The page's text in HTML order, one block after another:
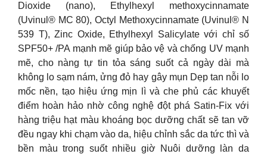
Dioxide (nano), Ethylhexyl methoxycinnamate
(Uvinul® MC 80), Octyl Methoxycinnamate (Uvinul® N
539 T), Zinc Oxide, Ethylhexyl Salicylate với chỉ số
SPF50+ /PA mạnh mẽ giúp bảo vệ và chống UV mạnh
mẽ, cho nàng tự tin tỏa sáng suốt cả ngày dài mà
không lo sạm nám, ửng đỏ hay gây mụn Dẹp tan nỗi lo
mốc nền, tạo hiệu ứng mịn lì và che phủ các khuyết
điểm hoàn hảo nhờ công nghệ đột phá Satin-Fix với
hàng triệu hạt màu khoáng bọc dưỡng chất sẽ tan vỡ
đều ngay khi chạm vào da, hiệu chỉnh sắc da tức thì và
bền màu trong suốt nhiều giờ Nuôi dưỡng làn da